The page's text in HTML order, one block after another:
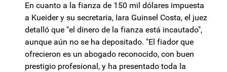
En cuanto a la fianza de 150 mil dólares impuesta
a Kueider y su secretaria, Iara Guinsel Costa, el juez
detalló que "el dinero de la fianza está incautado",
aunque aún no se ha depositado. "El fiador que
ofrecieron es un abogado reconocido, con buen
prestigio profesional, y ha presentado toda la